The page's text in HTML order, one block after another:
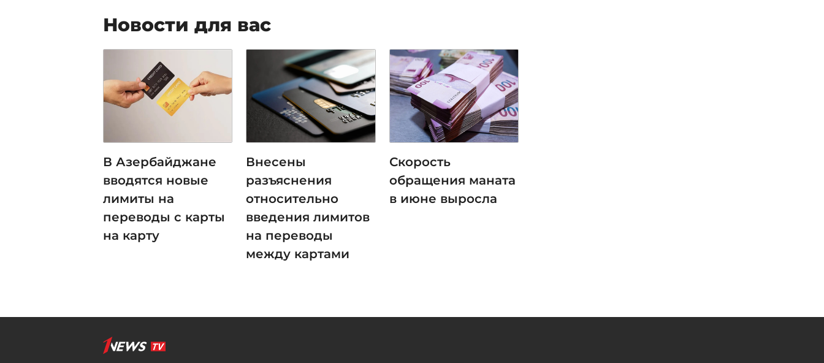
Новости для вас
В Азербайджане
вводятся новые
лимиты на
переводы с карты
на карту
Внесены
разъяснения
относительно
введения лимитов
на переводы
между картами
Скорость
обращения маната
в июне выросла
Малайзии обнаружили